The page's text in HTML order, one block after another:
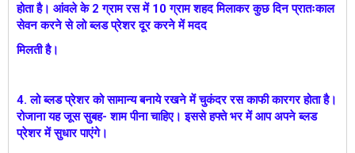
होता है। आंवले के 2 ग्राम रस में 10 ग्राम शहद मिलाकर कुछ दिन प्रातःकाल
सेवन करने से लो ब्लड प्रेशर दूर करने में मदद
मिलती है।
4. लो ब्लड प्रेशर को सामान्य बनाये रखने में चुकंदर रस काफी कारगर होता है।
रोजाना यह जूस सुबह- शाम पीना चाहिए। इससे हफ्ते भर में आप अपने ब्लड
प्रेशर में सुधार पाएंगे।